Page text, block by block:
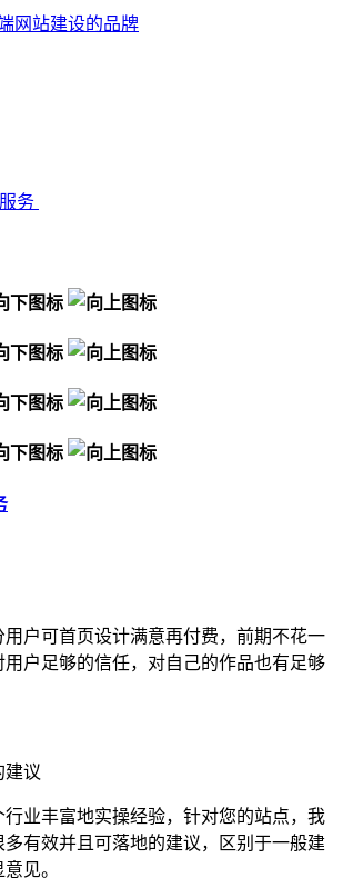
务
用户可首页设计满意再付费，前期不花一
用户足够的信任，对自己的作品也有足够
建议
行业丰富地实操经验，针对您的站点，我
多有效并且可落地的建议，区别于一般建
见。